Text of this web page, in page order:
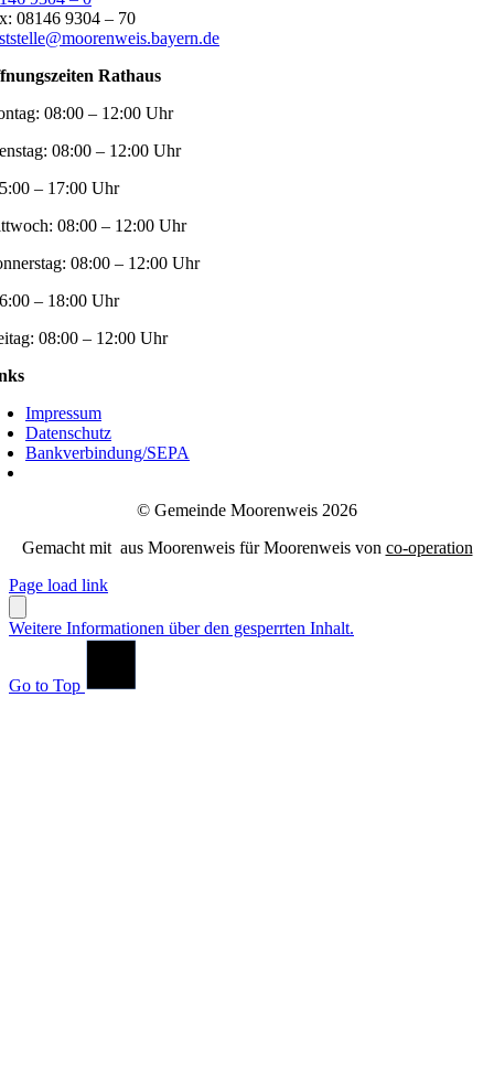
08146 9304 – 70
Rathaus
08:00 – 12:00 Uhr
08:00 – 12:00 Uhr
– 17:00 Uhr
08:00 – 12:00 Uhr
08:00 – 12:00 Uhr
– 18:00 Uhr
08:00 – 12:00 Uhr
Impressum
Datenschutz
Bankverbindung/SEPA
© Gemeinde Moorenweis 2026
Gemacht mit aus Moorenweis für Moorenweis von co-operation
Page load link
Weitere Informationen über den gesperrten Inhalt.
Go to Top